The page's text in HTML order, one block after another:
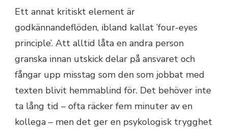
Ett annat kritiskt element är
godkännandeflöden, ibland kallat ’four-eyes
principle’. Att alltid låta en andra person
granska innan utskick delar på ansvaret och
fångar upp misstag som den som jobbat med
texten blivit hemmablind för. Det behöver inte
ta lång tid – ofta räcker fem minuter av en
kollega – men det ger en psykologisk trygghet